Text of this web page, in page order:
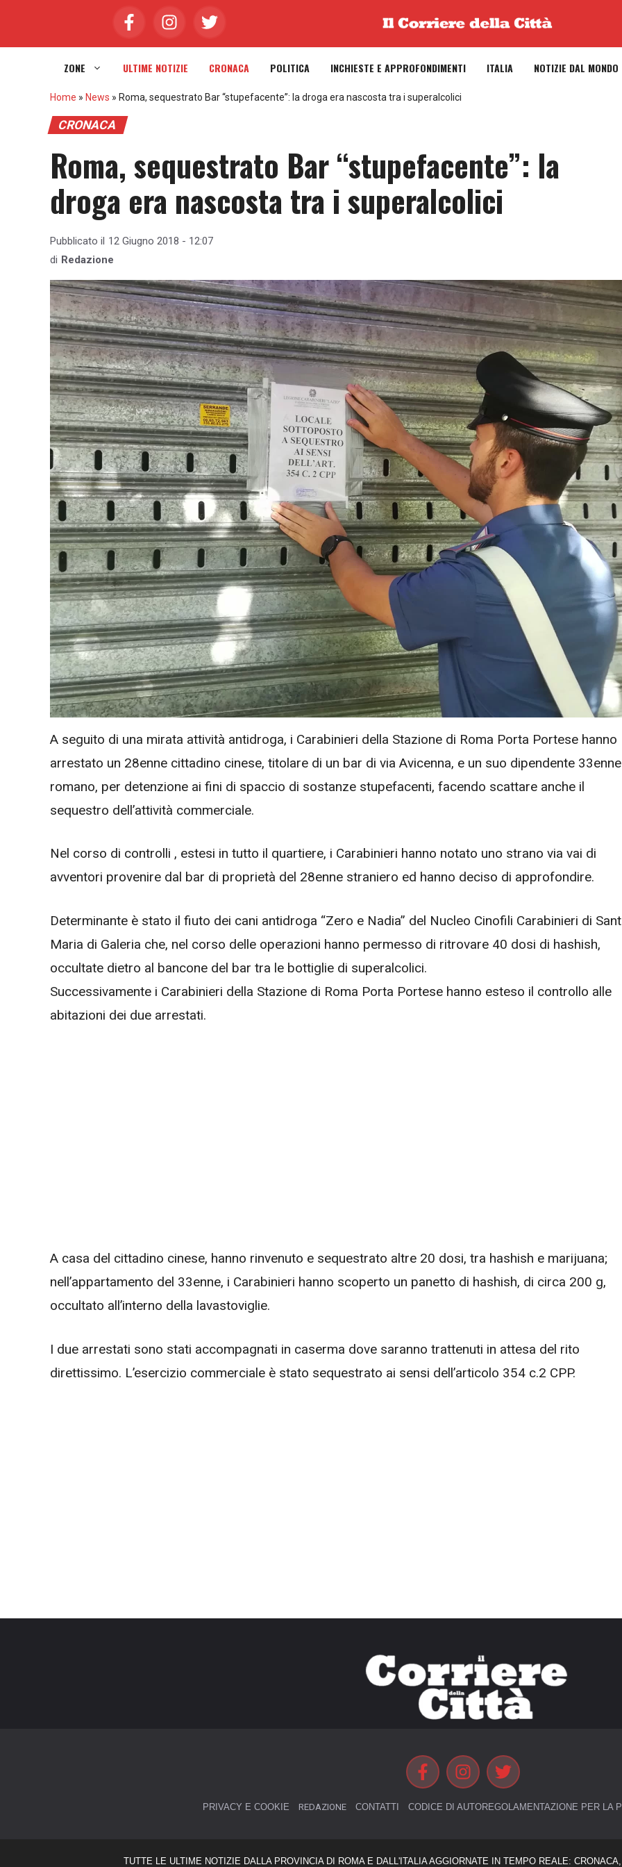
ZONE ULTIME NOTIZIE CRONACA POLITICA INCHIESTE E APPROFONDIMENTI ITALIA NOTIZIE DAL MONDO
Home » News » Roma, sequestrato Bar “stupefacente”: la droga era nascosta tra i superalcolici
CRONACA
Roma, sequestrato Bar “stupefacente”: la
droga era nascosta tra i superalcolici
Pubblicato il 12 Giugno 2018 - 12:07
di Redazione
A seguito di una mirata attività antidroga, i Carabinieri della Stazione di Roma Porta Portese hanno
arrestato un 28enne cittadino cinese, titolare di un bar di via Avicenna, e un suo dipendente 33enne
romano, per detenzione ai fini di spaccio di sostanze stupefacenti, facendo scattare anche il
sequestro dell’attività commerciale.
Nel corso di controlli , estesi in tutto il quartiere, i Carabinieri hanno notato uno strano via vai di
avventori provenire dal bar di proprietà del 28enne straniero ed hanno deciso di approfondire.
Determinante è stato il fiuto dei cani antidroga “Zero e Nadia” del Nucleo Cinofili Carabinieri di
Maria di Galeria che, nel corso delle operazioni hanno permesso di ritrovare 40 dosi di hashish,
occultate dietro al bancone del bar tra le bottiglie di superalcolici.
Successivamente i Carabinieri della Stazione di Roma Porta Portese hanno esteso il controllo alle
abitazioni dei due arrestati.
A casa del cittadino cinese, hanno rinvenuto e sequestrato altre 20 dosi, tra hashish e marijuana;
nell’appartamento del 33enne, i Carabinieri hanno scoperto un panetto di hashish, di circa 200 g,
occultato all’interno della lavastoviglie.
I due arrestati sono stati accompagnati in caserma dove saranno trattenuti in attesa del rito
direttissimo. L’esercizio commerciale è stato sequestrato ai sensi dell’articolo 354 c.2 CPP.
PRIVACY E COOKIE REDAZIONE CONTATTI CODICE DI AUTOREGOLAMENTAZIONE PER LA
TUTTE LE ULTIME NOTIZIE DALLA PROVINCIA DI ROMA E DALL'ITALIA AGGIORNATE IN TEMPO REALE: